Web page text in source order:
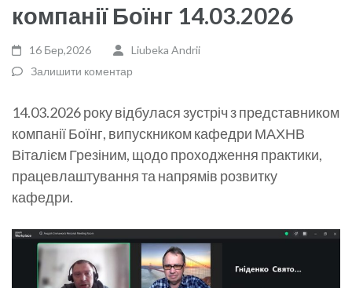
компанії Боїнг 14.03.2026
16 Бер,2026
Liubeka Andrii
Залишити коментар
14.03.2026 року відбулася зустріч з представником
компанії Боїнг, випускником кафедри МАХНВ
Віталієм Грезіним, щодо проходження практики,
працевлаштування та напрямів розвитку
кафедри.